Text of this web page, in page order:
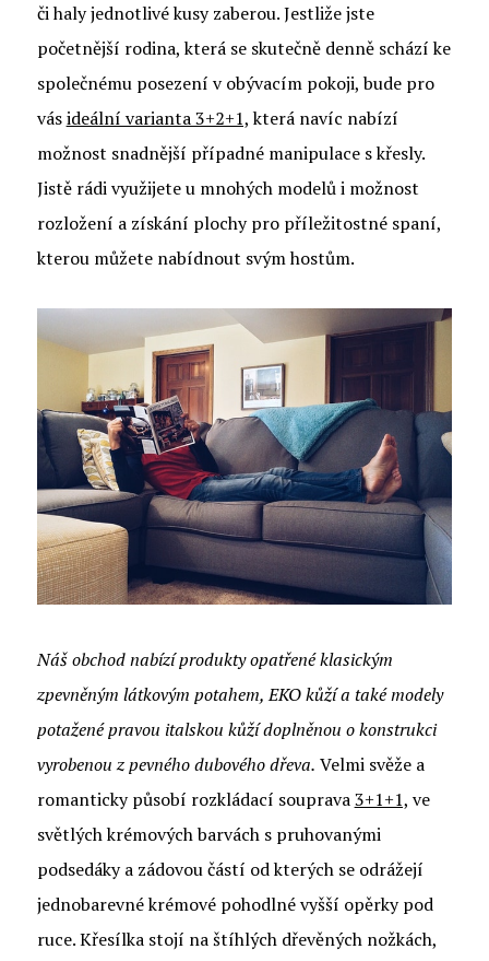
či haly jednotlivé kusy zaberou. Jestliže jste
početnější rodina, která se skutečně denně schází ke
společnému posezení v obývacím pokoji, bude pro
vásideální varianta 3+2+1,která navíc nabízí
možnost snadnější případné manipulace s křesly.
Jistě rádi využijete u mnohých modelů i možnost
rozložení a získání plochy pro příležitostné spaní,
kterou můžete nabídnout svým hostům.
Náš obchod nabízí produkty opatřené klasickým
zpevněným látkovým potahem, EKO kůží a také modely
potažené pravou italskou kůží doplněnou o konstrukci
vyrobenou z pevného dubového dřeva. Velmi svěže a
romanticky působí rozkládací souprava3+1+1, ve
světlých krémových barvách s pruhovanými
podsedáky a zádovou částí od kterých se odrážejí
jednobarevné krémové pohodlné vyšší opěrky pod
ruce. Křesílka stojí na štíhlých dřevěných nožkách,